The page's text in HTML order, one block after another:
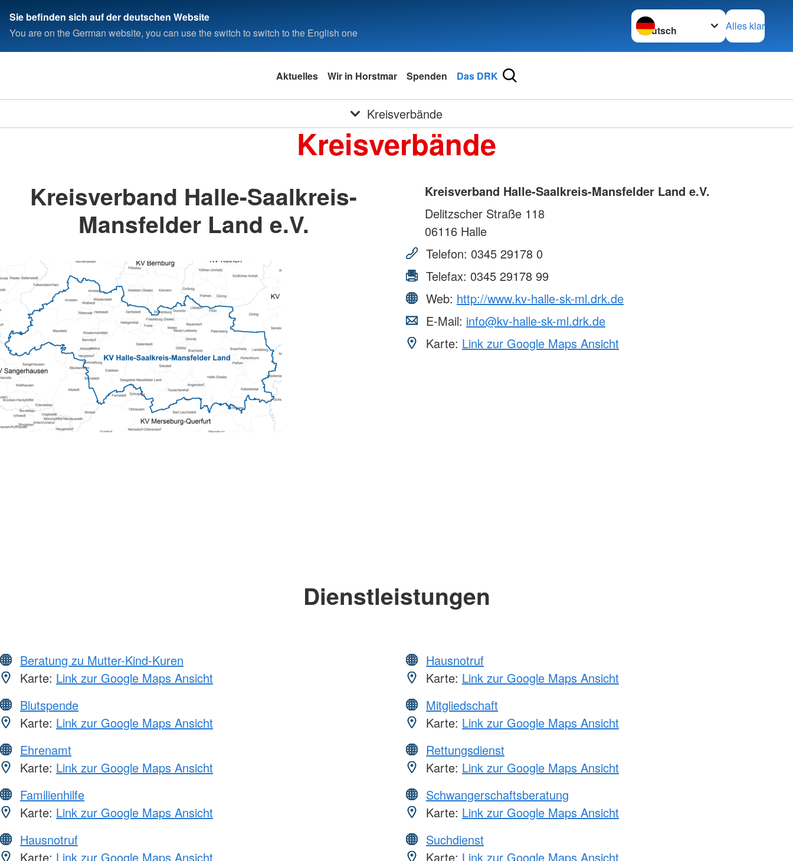
Sie befinden sich auf der deutschen Website
You are on the German website, you can use the switch to switch to the English one
Sprache wechseln zu
Alles klar
Aktuelles Wir in Horstmar Spenden Das DRK
Kreisverbände
Kreisverbände
Kreisverband Halle-Saalkreis-
Mansfelder Land e.V.
Kreisverband Halle-Saalkreis-Mansfelder Land e.V.
Delitzscher Straße 118
06116 Halle
Telefon: 0345 29178 0
Telefax: 0345 29178 99
Web: http://www.kv-halle-sk-ml.drk.de
E-Mail: info@kv-halle-sk-ml.drk.de
Karte: Link zur Google Maps Ansicht
Dienstleistungen
Beratung zu Mutter-Kind-Kuren
Karte: Link zur Google Maps Ansicht
Blutspende
Karte: Link zur Google Maps Ansicht
Ehrenamt
Karte: Link zur Google Maps Ansicht
Familienhilfe
Karte: Link zur Google Maps Ansicht
Hausnotruf
Karte: Link zur Google Maps Ansicht
Hausnotruf
Karte: Link zur Google Maps Ansicht
Mitgliedschaft
Karte: Link zur Google Maps Ansicht
Rettungsdienst
Karte: Link zur Google Maps Ansicht
Schwangerschaftsberatung
Karte: Link zur Google Maps Ansicht
Suchdienst
Karte: Link zur Google Maps Ansicht